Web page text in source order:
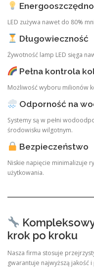
LED zużywa nawet do 80%
Długowieczność
Żywotność lamp LED sięga
Pełna kontrola
Możliwość wyboru milionów
Odporność na
Systemy są w pełni
środowisku wilgotnym.
Bezpieczeństwo
Niskie napięcie minimalizuje
użytkowania.
krok po kroku
Nasza firma stosuje
gwarantuje najwyższą jakość i